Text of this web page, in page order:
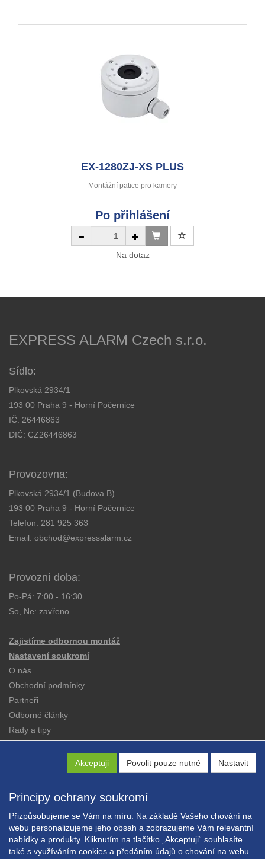
Akceptuji Povolit pouze nutné Nastavit
Principy ochrany soukromí
Přizpůsobujeme se Vám na míru. Na základě Vašeho chování na
webu personalizujeme jeho obsah a zobrazujeme Vám relevantní
nabídky a produkty. Kliknutím na tlačítko „Akceptuji“ souhlasíte
také s využíváním cookies a předáním údajů o chování na webu
EX-1280ZJ-XS PLUS
Montážní patice pro kamery
Po přihlášení
Na dotaz
EXPRESS ALARM Czech s.r.o.
Sídlo:
Plkovská 2934/1
193 00 Praha 9 - Horní Počernice
IČ: 26446863
DIČ: CZ26446863
Provozovna:
Plkovská 2934/1 (Budova B)
193 00 Praha 9 - Horní Počernice
Telefon: 281 925 363
Email: obchod@expressalarm.cz
Provozní doba:
Po-Pá: 7:00 - 16:30
So, Ne: zavřeno
Zajistíme odbornou montáž
Nastavení soukromí
O nás
Obchodní podmínky
Partneři
Odborné články
Rady a tipy
Copyright © EXPRESS ALARM Czech s.r.o.
Powered byABRA E-shop